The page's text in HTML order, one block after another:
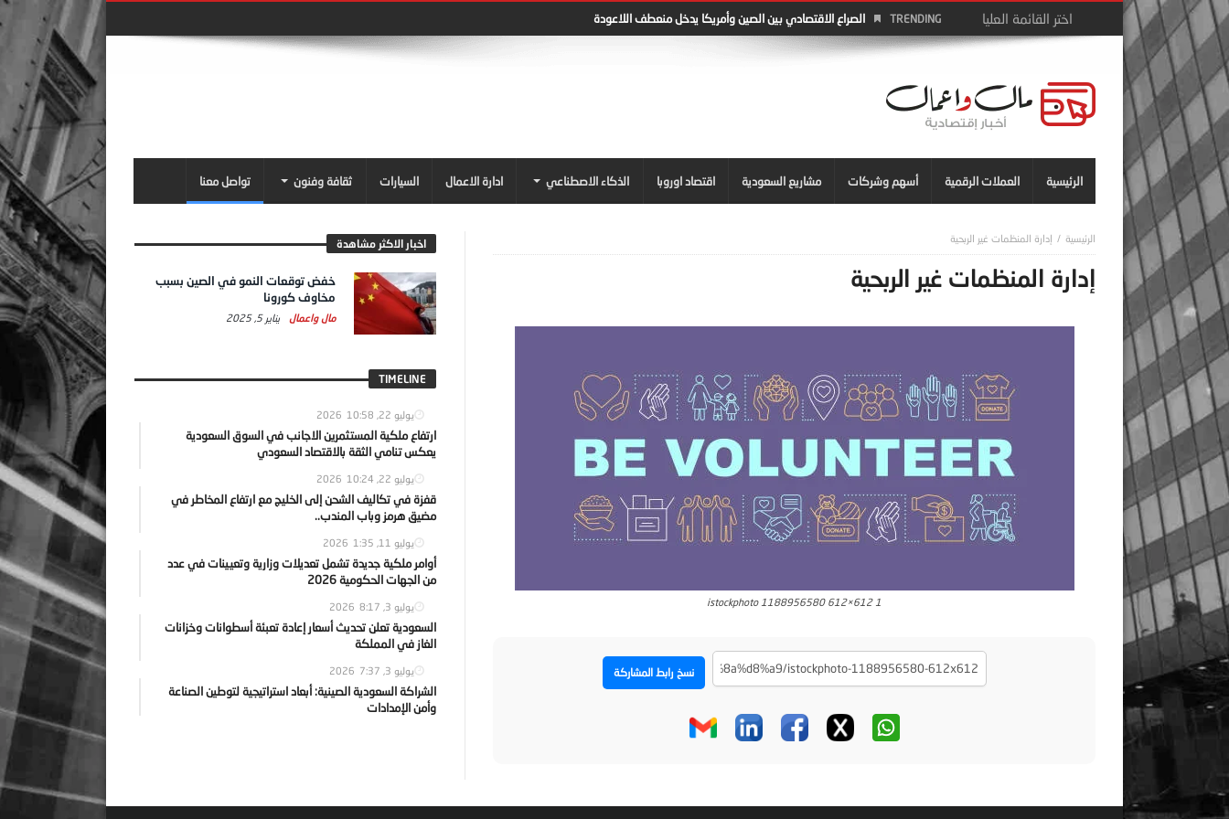
TRENDING الصراع الاقتصادي بين الصين وأمريكا يدخل منعطف اللاعودة
الرئيسية العملات الرقمية أسهم وشركات مشاريع السعودية اقتصاد اوروبا الذكاء الاصطناعي ادارة الاعمال السيارات ثقافة وفنون تواصل معنا
إدارة المنظمات غير الربحية
إدارة المنظمات غير الربحية
istockphoto 1188956580 612×612 1
نسخ رابط المشاركة
اخبار الاكثر مشاهدة
خفض توقعات النمو في الصين بسبب
مخاوف كورونا
مال واعمال يناير 5, 2025
TIMELINE
يوليو 22, 2026 10:58
ارتفاع ملكية المستثمرين الاجانب في السوق السعودية
يعكس تنامي الثقة بالاقتصاد السعودي
يوليو 22, 2026 10:24
قفزة في تكاليف الشحن إلى الخليج مع ارتفاع المخاطر في
مضيق هرمز وباب المندب..
يوليو 11, 2026 1:35
أوامر ملكية جديدة تشمل تعديلات وزارية وتعيينات في عدد
من الجهات الحكومية 2026
يوليو 3, 2026 8:17
السعودية تعلن تحديث أسعار إعادة تعبئة أسطوانات وخزانات
الغاز في المملكة
يوليو 3, 2026 7:37
الشراكة السعودية الصينية: أبعاد استراتيجية لتوطين الصناعة
وأمن الإمدادات